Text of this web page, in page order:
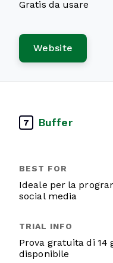
Gratis da usare
Website
7 Buffer
Ideale per la
social media
Prova gratuita di 14
disponibile